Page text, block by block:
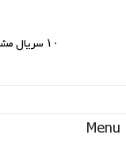
۱۰ سریال مشابه چیزهای عجیب که ارزش تماشا دارند